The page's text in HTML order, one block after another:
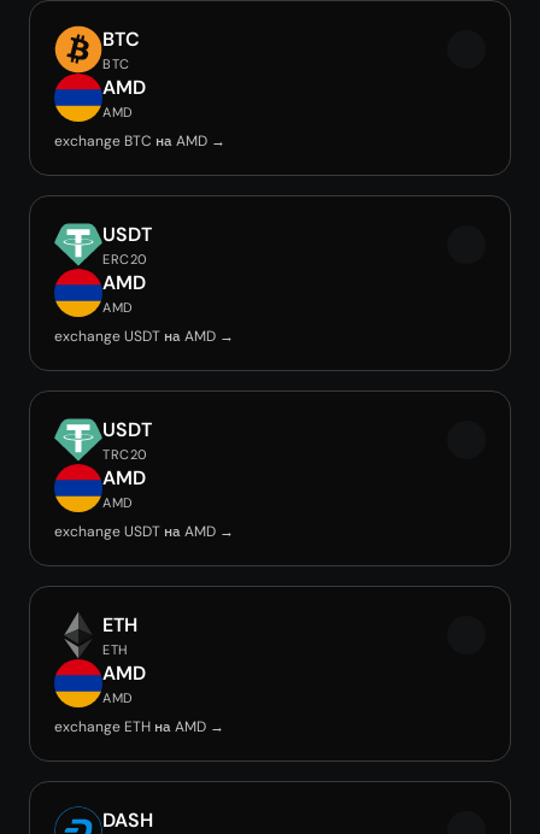
BTC
BTC
AMD
AMD
exchange BTC на AMD →
USDT
ERC20
AMD
AMD
exchange USDT на AMD →
USDT
TRC20
AMD
AMD
exchange USDT на AMD →
ETH
ETH
AMD
AMD
exchange ETH на AMD →
DASH